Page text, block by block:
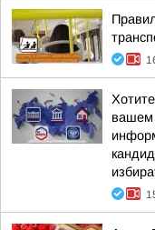
вашем